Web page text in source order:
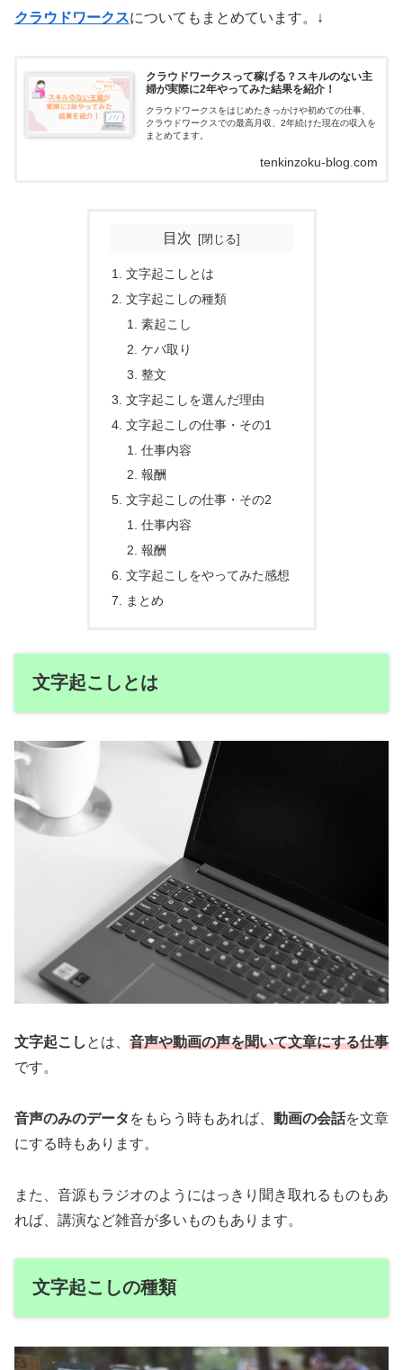
クラウドワークスについてもまとめています。↓
クラウドワークスって稼げる？スキルのない主
婦が実際に2年やってみた結果を紹介！
クラウドワークスをはじめたきっかけや初めての仕事、
クラウドワークスでの最高月収、2年続けた現在の収入を
まとめてます。
tenkinzoku-blog.com
目次
文字起こしとは
文字起こしの種類
素起こし
ケバ取り
整文
文字起こしを選んだ理由
文字起こしの仕事・その1
仕事内容
報酬
文字起こしの仕事・その2
仕事内容
報酬
文字起こしをやってみた感想
まとめ
文字起こしとは
文字起こし とは、 音声や動画の声を聞いて文章にする仕事
です。
音声のみのデータ をもらう時もあれば、 動画の会話を文章
にする時もあります。
また、音源もラジオのようにはっきり聞き取れるものもあ
れば、講演など雑音が多いものもあります。
文字起こしの種類